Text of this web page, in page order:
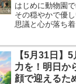
はじめに動物園
その穏やかで優
思議と心が落ち
「象の日」です
時代、一台の車
【5月31日】
力を！明日か
顔で迎えるた